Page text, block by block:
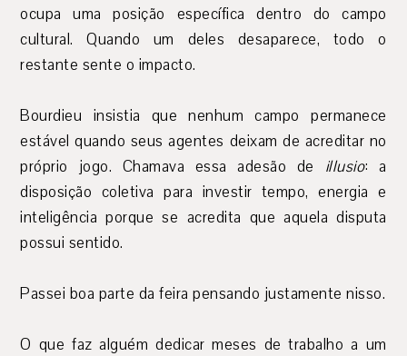
ocupa uma posição específica dentro do campo
cultural. Quando um deles desaparece, todo o
restante sente o impacto.
Bourdieu insistia que nenhum campo permanece
estável quando seus agentes deixam de acreditar no
próprio jogo. Chamava essa adesão de illusio: a
disposição coletiva para investir tempo, energia e
inteligência porque se acredita que aquela disputa
possui sentido.
Passei boa parte da feira pensando justamente nisso.
O que faz alguém dedicar meses de trabalho a um